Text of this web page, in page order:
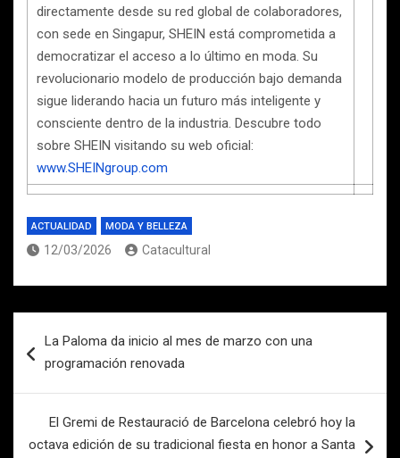
directamente desde su red global de colaboradores,
con sede en Singapur, SHEIN está comprometida a
democratizar el acceso a lo último en moda. Su
revolucionario modelo de producción bajo demanda
sigue liderando hacia un futuro más inteligente y
consciente dentro de la industria. Descubre todo
sobre SHEIN visitando su web oficial:
www.SHEINgroup.com
ACTUALIDAD MODA Y BELLEZA
12/03/2026 Catacultural
de
La Paloma da inicio al mes de marzo con una
programación renovada
El Gremi de Restauració de Barcelona celebró hoy la
octava edición de su tradicional fiesta en honor a Santa